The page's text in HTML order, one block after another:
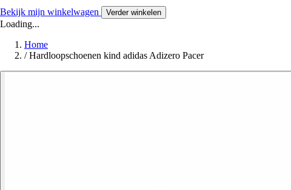
Bekijk mijn winkelwagen Verder winkelen
Loading...
Home
/ Hardloopschoenen kind adidas Adizero Pacer